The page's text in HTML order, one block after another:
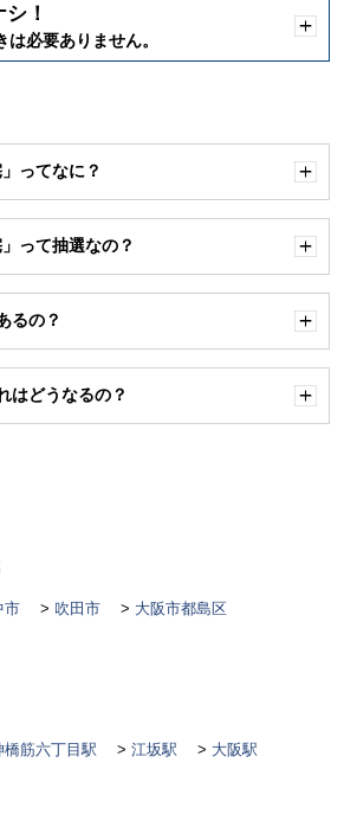
！
は必要ありません。
く
」ってなに？
く
」って抽選なの？
く
るの？
く
はどうなるの？
く
市 吹田市 大阪市都島区
橋筋六丁目駅 江坂駅 大阪駅